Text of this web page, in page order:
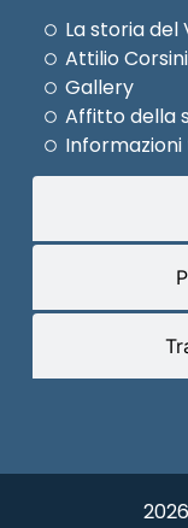
La storia del
Attilio Corsini
Gallery
Affitto della